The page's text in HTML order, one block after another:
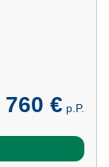
760 € p.P.